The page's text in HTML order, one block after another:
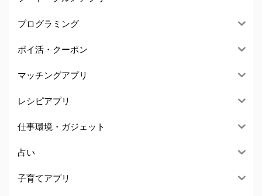
プログラミング
ポイ活・クーポン
マッチングアプリ
レシピアプリ
仕事環境・ガジェット
占い
子育てアプリ